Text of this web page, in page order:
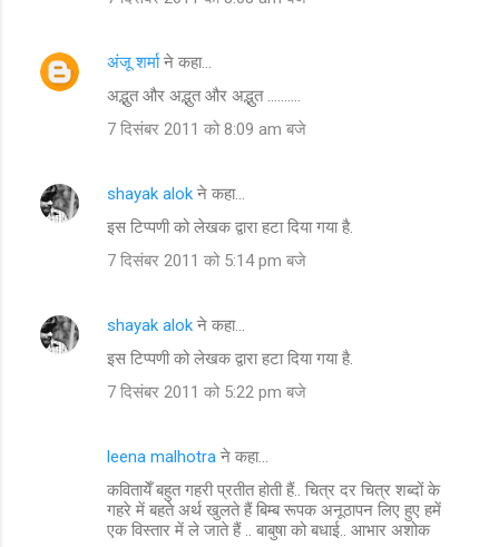
अंजू शर्माने कहा…
अद्भुत और अद्भुत और अद्भुत ..........
7 दिसंबर 2011 को 8:09 am बजे
shayak alok ने कहा…
इस टिप्पणी को लेखक द्वारा हटा दिया गया है.
7 दिसंबर 2011 को 5:14 pm बजे
shayak alok ने कहा…
इस टिप्पणी को लेखक द्वारा हटा दिया गया है.
7 दिसंबर 2011 को 5:22 pm बजे
leena malhotra ने कहा…
कवितायेँ बहुत गहरी प्रतीत होती हैं.. चित्र दर चित्र शब्दों के
गहरे में बहते अर्थ खुलते हैं बिम्ब रूपक अनूठापन लिए हुए हमें
एक विस्तार में ले जाते हैं .. बाबुषा को बधाई.. आभार अशोक